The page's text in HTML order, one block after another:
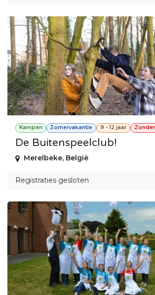
Kampen Zomervakantie 9 - 12 jaar
De Buitenspeelclub!
Merelbeke, België
Registraties gesloten